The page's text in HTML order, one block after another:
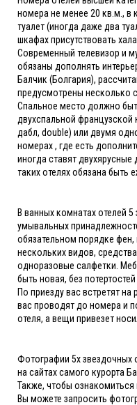
номера не менее 20 кв.м., в
туалет (иногда даже два
шкафах присутствовать
Современный телевизор и
обязаны дополнять
Балчик (Болгария),
предусмотрены несколько
Спальное место должно
двухспальной
дабл, double) или двумя
номерах , где есть
иногда ставят
таких отелях обязана быть
В ванных комнатах отелей
умывальных
обязательном порядке
нескольких видов,
одноразовые салфетки.
быть новая, без
По приезду вас встретят
вас проводят до номера и
отеля, а вещи привезет
Фотографии 5х звездочных
на сайтах самого курорта
Также, чтобы ознакомиться
Вы можете запросить